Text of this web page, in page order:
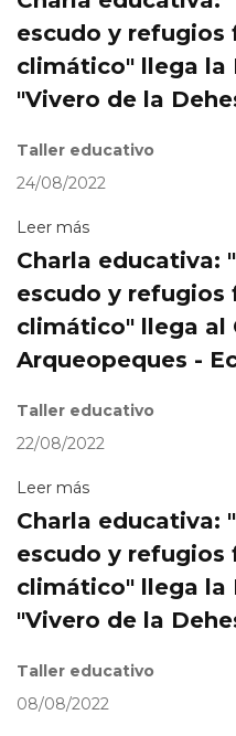
escudo y
climático" llega la
"Vivero de la
Taller educativo
24/08/2022
Leer más
Charla educativa:
escudo y
climático" llega al
Arqueopeques -
Taller educativo
22/08/2022
Leer más
Charla educativa:
escudo y
climático" llega la
"Vivero de la
Taller educativo
08/08/2022